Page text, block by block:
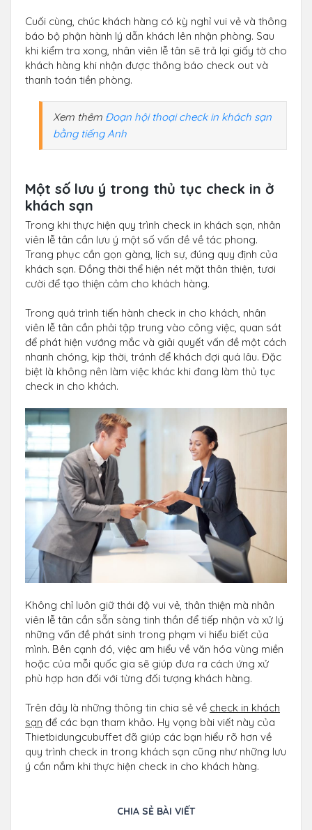
Cuối cùng, chúc khách hàng có kỳ nghỉ vui vẻ và thông
báo bộ phận hành lý dẫn khách lên nhận phòng. Sau
khi kiểm tra xong, nhân viên lễ tân sẽ trả lại giấy tờ cho
khách hàng khi nhận được thông báo check out và
thanh toán tiền phòng.
Xem thêm Đoạn hội thoại check in khách sạn
bằng tiếng Anh
Một số lưu ý trong thủ tục check in ở
khách sạn
Trong khi thực hiện quy trình check in khách sạn, nhân
viên lễ tân cần lưu ý một số vấn đề về tác phong.
Trang phục cần gọn gàng, lịch sự, đúng quy định của
khách sạn. Đồng thời thể hiện nét mặt thân thiện, tươi
cười để tạo thiện cảm cho khách hàng.
Trong quá trình tiến hành check in cho khách, nhân
viên lễ tân cần phải tập trung vào công việc, quan sát
để phát hiện vướng mắc và giải quyết vấn đề một cách
nhanh chóng, kịp thời, tránh để khách đợi quá lâu. Đặc
biệt là không nên làm việc khác khi đang làm thủ tục
check in cho khách.
Không chỉ luôn giữ thái độ vui vẻ, thân thiện mà nhân
viên lễ tân cần sẵn sàng tinh thần để tiếp nhận và xử lý
những vấn đề phát sinh trong phạm vi hiểu biết của
mình. Bên cạnh đó, việc am hiểu về văn hóa vùng miền
hoặc của mỗi quốc gia sẽ giúp đưa ra cách ứng xử
phù hợp hơn đối với từng đối tượng khách hàng.
Trên đây là những thông tin chia sẻ về check in khách
sạn để các bạn tham khảo. Hy vọng bài viết này của
Thietbidungcubuffet đã giúp các bạn hiểu rõ hơn về
quy trình check in trong khách sạn cũng như những lưu
ý cần nắm khi thực hiện check in cho khách hàng.
CHIA SẺ BÀI VIẾT